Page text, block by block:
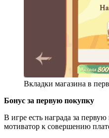
Вкладки магазина в
Бонус за первую покупку
В игре есть награда за
мотиватор к совершению